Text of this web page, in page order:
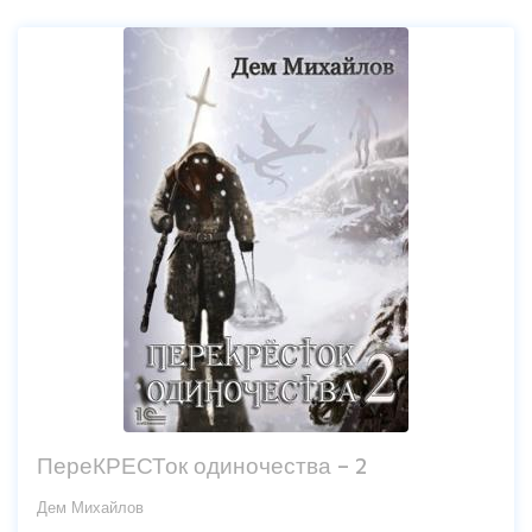
ПереКРЕСТок одиночества – 2
Дем Михайлов